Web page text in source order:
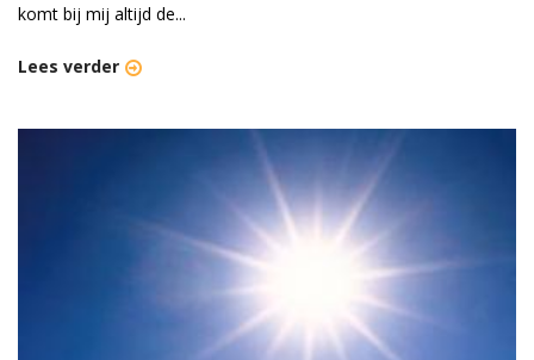
komt bij mij altijd de...
Lees verder